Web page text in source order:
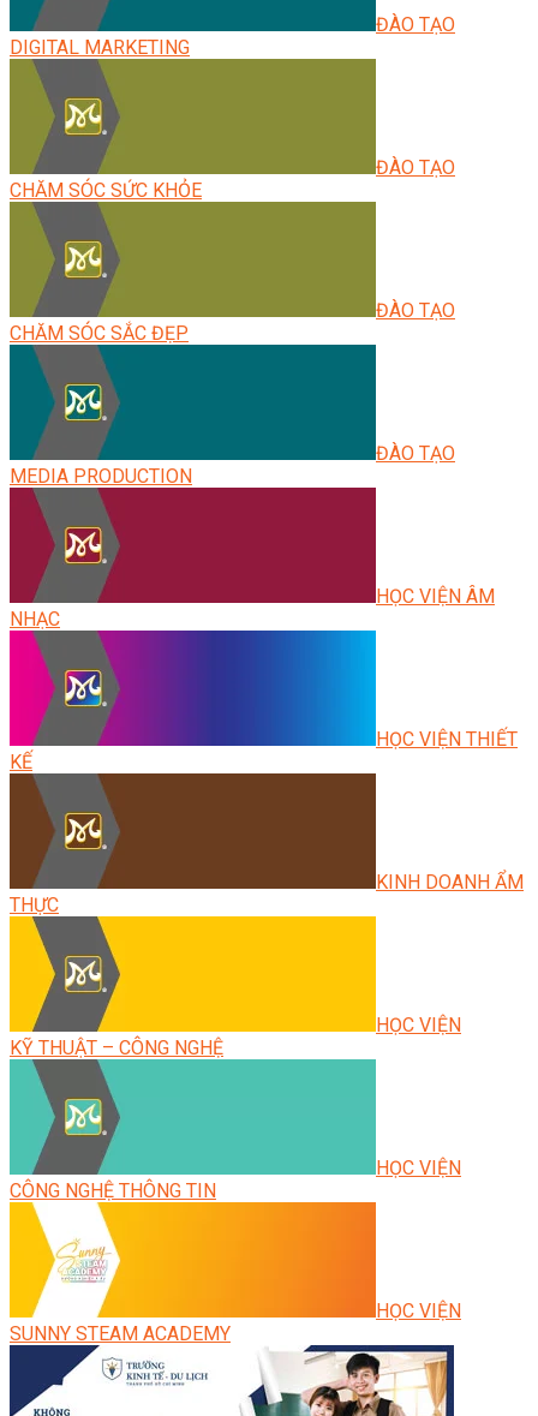
ĐÀO TẠO
DIGITAL MARKETING
ĐÀO TẠO
CHĂM SÓC SỨC KHỎE
ĐÀO TẠO
CHĂM SÓC SẮC ĐẸP
ĐÀO TẠO
MEDIA PRODUCTION
HỌC VIỆN ÂM
NHẠC
HỌC VIỆN THIẾT
KẾ
KINH DOANH ẨM
THỰC
HỌC VIỆN
KỸ THUẬT – CÔNG NGHỆ
HỌC VIỆN
CÔNG NGHỆ THÔNG TIN
HỌC VIỆN
SUNNY STEAM ACADEMY